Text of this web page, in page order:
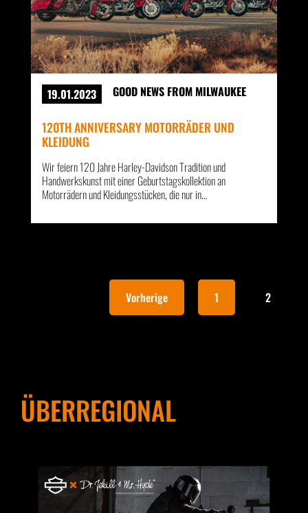
19.01.2023 GOOD NEWS FROM MILWAUKEE
120TH ANNIVERSARY MOTORRÄDER UND
KLEIDUNG
Wir feiern 120 Jahre Harley-Davidson Tradition und
Handwerkskunst mit einer Geburtstagskollektion an
Motorrädern und Kleidungsstücken, die nur in…
Vorherige 1 2
ÜBERREGIONAL